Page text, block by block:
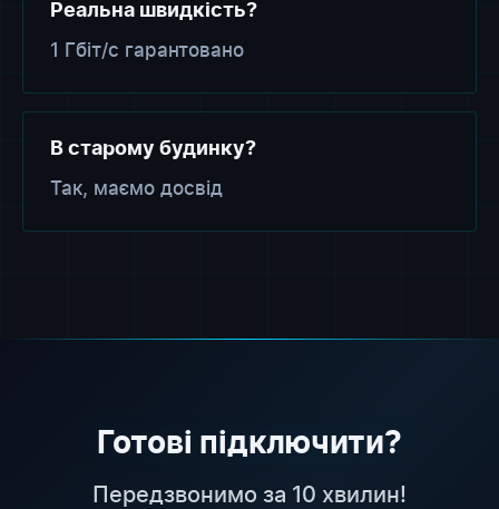
Реальна швидкість?
1 Гбіт/с гарантовано
В старому будинку?
Так, маємо досвід
Готові підключити?
Передзвонимо за 10 хвилин!